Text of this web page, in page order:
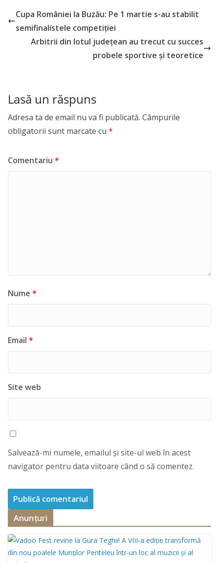
Cupa României la Buzău: Pe 1 martie s-au stabilit
semifinalistele competiției
Arbitrii din lotul județean au trecut cu succes
probele sportive și teoretice
Lasă un răspuns
Adresa ta de email nu va fi publicată. Câmpurile
obligatorii sunt marcate cu *
Comentariu *
Nume *
Email *
Site web
Salvează-mi numele, emailul și site-ul web în acest
navigator pentru data viitoare când o să comentez.
Anunțuri